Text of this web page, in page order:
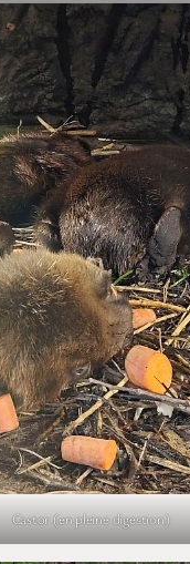
Castor (en pleine digestion)